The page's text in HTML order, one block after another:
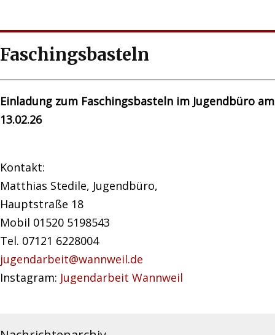
Faschingsbasteln
Einladung zum Faschingsbasteln im Jugendbüro am
13.02.26
Kontakt:
Matthias Stedile, Jugendbüro,
Hauptstraße 18
Mobil 01520 5198543
Tel. 07121 6228004
jugendarbeit@wannweil.de
Instagram: Jugendarbeit Wannweil